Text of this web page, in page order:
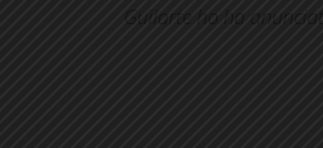
Guilarte ho ha